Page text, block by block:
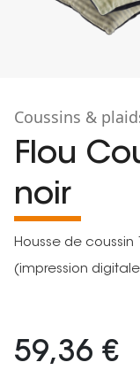
Coussins &
Flou
noir
Housse de coussin
(impression
59,36 €